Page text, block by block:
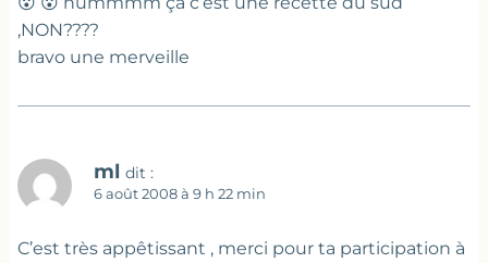
,NON????
bravo une merveille
ml dit :
6 août 2008 à 9 h 22 min
C’est très appêtissant , merci pour ta participation à